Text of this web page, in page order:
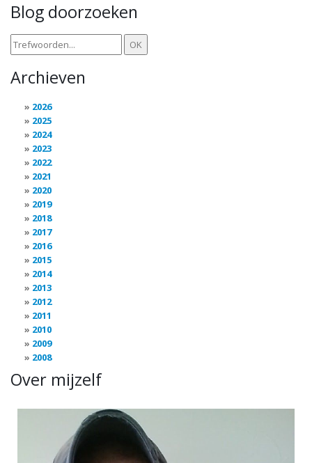
Blog doorzoeken
Archieven
2026
2025
2024
2023
2022
2021
2020
2019
2018
2017
2016
2015
2014
2013
2012
2011
2010
2009
2008
Over mijzelf